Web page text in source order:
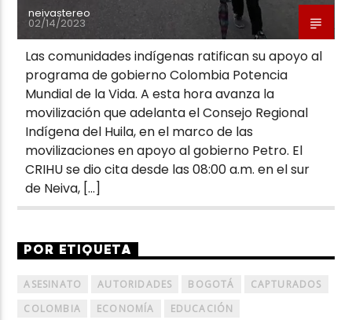
neivastereo
02/14/2023
Las comunidades indígenas ratifican su apoyo al
programa de gobierno Colombia Potencia
Mundial de la Vida. A esta hora avanza la
movilización que adelanta el Consejo Regional
Indígena del Huila, en el marco de las
movilizaciones en apoyo al gobierno Petro. El
CRIHU se dio cita desde las 08:00 a.m. en el sur
de Neiva, […]
POR ETIQUETA
ASESINATO AUTORIDADES BOGOTÁ
CAPTURADOS
COLOMBIA
ECONOMÍA
EDUCACIÓN